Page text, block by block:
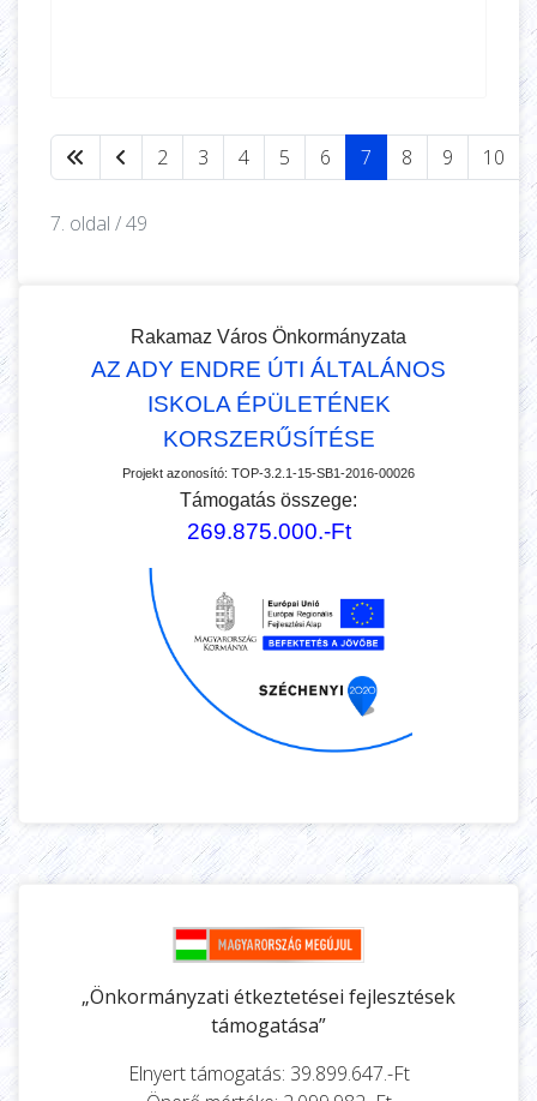
2 3 4 5 6 7 8 9 10
7. oldal / 49
Rakamaz Város Önkormányzata
AZ ADY ENDRE ÚTI ÁLTALÁNOS
ISKOLA ÉPÜLETÉNEK
KORSZERŰSÍTÉSE
Projekt azonosító: TOP-3.2.1-15-SB1-2016-00026
Támogatás összege:
269.875.000.-Ft
„Önkormányzati étkeztetései fejlesztések
támogatása”
Elnyert támogatás: 39.899.647.-Ft